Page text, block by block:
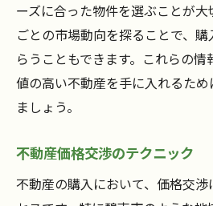
ーズに合った物件を選ぶことが
ごとの市場動向を探ることで、
らうこともできます。これらの
値の高い不動産を手に入れるた
ましょう。
不動産価格交渉のテクニック
不動産の購入において、価格交